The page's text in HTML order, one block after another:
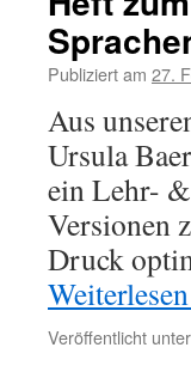
Publiziert am 27.
Aus
Ursula
ein Lehr-
Versionen
Druck
Weiterlesen
Veröffentlicht unter